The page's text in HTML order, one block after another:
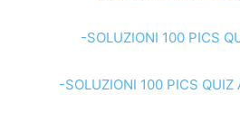
-SOLUZIONI 100 PICS
-SOLUZIONI 100 PICS QUIZ